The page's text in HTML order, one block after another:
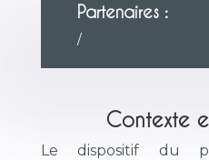
Partenaires :
/
Contexte
Le dispositif du